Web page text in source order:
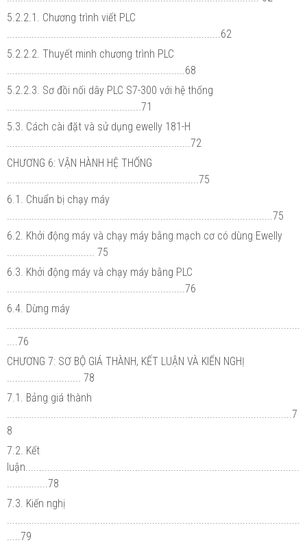
5.2.2.1. Chương trình viết PLC
..............................................................................62
5.2.2.2. Thuyết minh chương trình PLC
.................................................................68
5.2.2.3. Sơ đồi nối dây PLC S7-300 với hệ thống
.................................................71
5.3. Cách cài đặt và sử dụng ewelly 181-H
...................................................................72
CHƯƠNG 6: VẬN HÀNH HỆ THỐNG
......................................................................75
6.1. Chuẩn bị chạy máy
.................................................................................................75
6.2. Khởi động máy và chạy máy bằng mạch cơ có dùng Ewelly
................................ 75
6.3. Khởi động máy và chạy máy bằng PLC
.................................................................76
6.4. Dừng máy
....76
CHƯƠNG 7: SƠ BỘ GIÁ THÀNH, KẾT LUẬN VÀ KIẾN NGHỊ
........................... 78
7.1. Bảng giá thành
........................................................................................................7
8
7.2. Kết
luận....................................................................................................
...............78
7.3. Kiến nghị
.....79